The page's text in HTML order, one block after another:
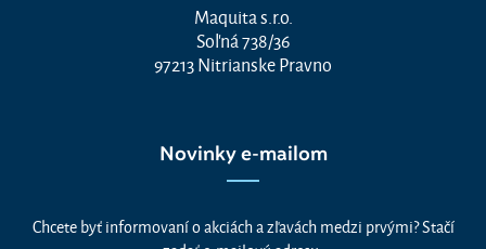
Maquita s.r.o.
Soľná 738/36
97213 Nitrianske Pravno
Novinky e-mailom
Chcete byť informovaní o akciách a zľavách medzi prvými? Stačí